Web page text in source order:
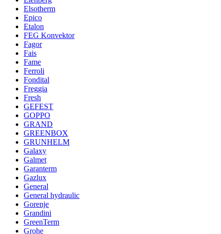
Elsotherm
Epico
Etalon
FEG Konvektor
Fagor
Fais
Fame
Ferroli
Fondital
Freggia
Fresh
GEFEST
GOPPO
GRAND
GREENBOX
GRUNHELM
Galaxy
Galmet
Garanterm
Gazlux
General
General hydraulic
Gorenje
Grandini
GreenTerm
Grohe